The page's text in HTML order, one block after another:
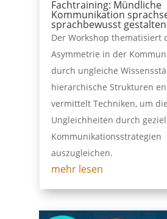
Fachtraining: Mündliche
Kommunikation
sprachbewusst gestalten
Der Workshop thematisiert
Asymmetrie in der
durch ungleiche
hierarchische Strukturen
vermittelt Techniken, um
Ungleichheiten durch
Kommunikationsstrategien
auszugleichen.
mehr lesen